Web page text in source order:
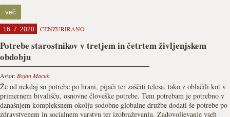
več
16. 7. 2020 CENZURIRANO
Potrebe starostnikov v tretjem in četrtem življenjskem
obdobju
Avtor: Bojan Macuh
Že od nekdaj so potrebe po hrani, pijači ter zaščiti telesa, tako z oblačili kot v
primernem bivališču, osnovne človeške potrebe. Tem potrebam je potrebno v
današnjem kompleksnem okolju sodobne globalne družbe dodati še potrebe po
zdravstvenem in socialnem varstvu ter izobraževanju. Zadovoljevanje vseh